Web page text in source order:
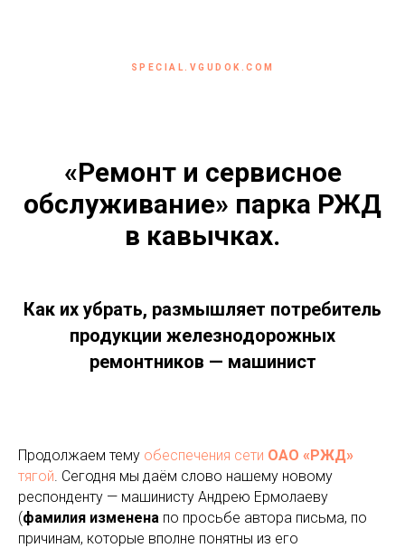
SPECIAL.VGUDOK.COM
«Ремонт и сервисное
обслуживание» парка РЖД
в кавычках.
Как их убрать, размышляет потребитель
продукции железнодорожных
ремонтников — машинист
Продолжаем тему обеспечения сети ОАО «РЖД»
тягой. Сегодня мы даём слово нашему новому
респонденту — машинисту Андрею Ермолаеву
(фамилия изменена по просьбе автора письма, по
причинам, которые вполне понятны из его